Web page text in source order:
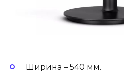
Ширина – 540 мм.